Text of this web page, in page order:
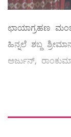
ಛಾಯಾಗ್ರಹಣ
ಹಿನ್ನಲೆ ಶಬ್ದ
ಅರ್ಜುನ್,